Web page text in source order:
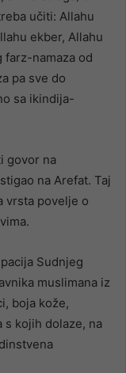
učiti: Allahu
ekber, Allahu
farz-namaza od
pa sve do
sa ikindija-
govor na
na Arefat. Taj
vrsta povelje o
Sudnjeg
muslimana iz
boja kože,
kojih dolaze, na